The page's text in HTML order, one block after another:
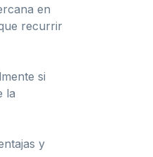
en
recurrir
si
la
y